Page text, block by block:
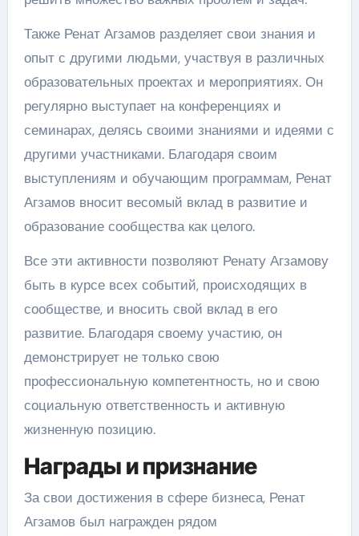
Также Ренат Агзамов разделяет свои знания и
опыт с другими людьми, участвуя в различных
образовательных проектах и мероприятиях. Он
регулярно выступает на конференциях и
семинарах, делясь своими знаниями и идеями с
другими участниками. Благодаря своим
выступлениям и обучающим программам, Ренат
Агзамов вносит весомый вклад в развитие и
образование сообщества как целого.
Все эти активности позволяют Ренату Агзамову
быть в курсе всех событий, происходящих в
сообществе, и вносить свой вклад в его
развитие. Благодаря своему участию, он
демонстрирует не только свою
профессиональную компетентность, но и свою
социальную ответственность и активную
жизненную позицию.
Награды и признание
За свои достижения в сфере бизнеса, Ренат
Агзамов был награжден рядом